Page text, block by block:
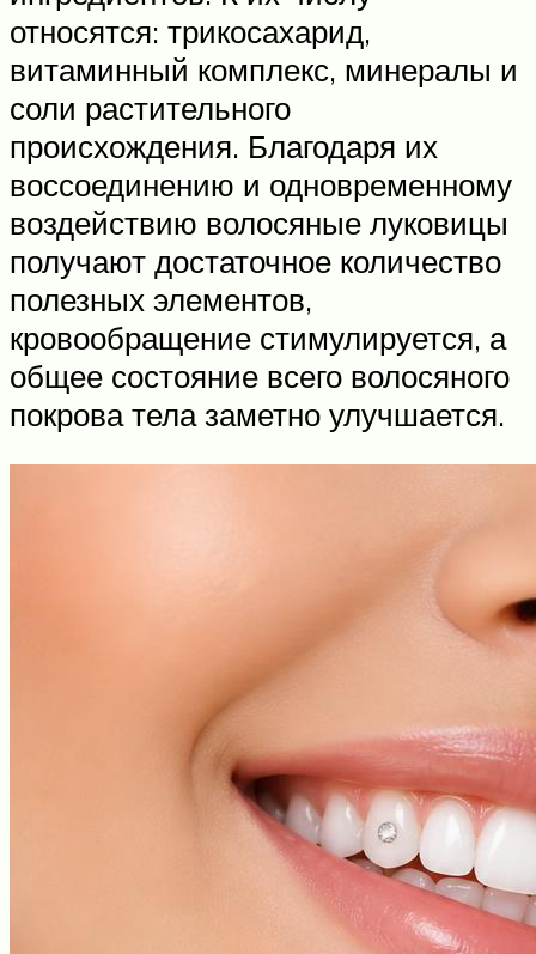
относятся: трикосахарид,
витаминный комплекс, минералы и
соли растительного
происхождения. Благодаря их
воссоединению и одновременному
воздействию волосяные луковицы
получают достаточное количество
полезных элементов,
кровообращение стимулируется, а
общее состояние всего волосяного
покрова тела заметно улучшается.